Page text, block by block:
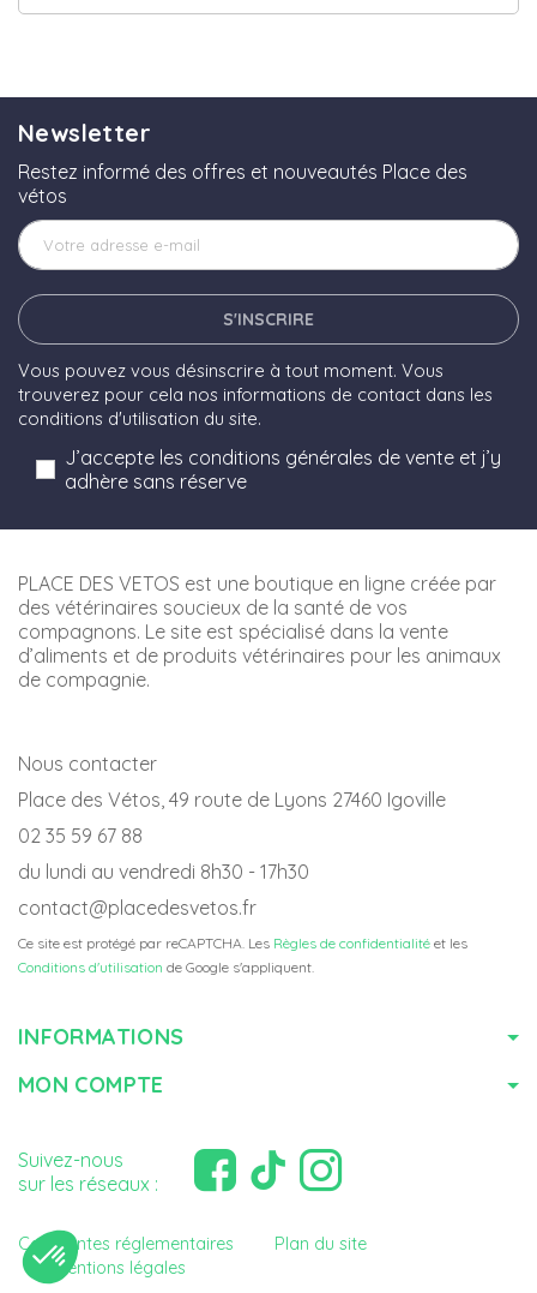
Newsletter
Restez informé des offres et nouveautés Place des
vétos
S'INSCRIRE
Vous pouvez vous désinscrire à tout moment. Vous
trouverez pour cela nos informations de contact dans les
conditions d'utilisation du site.
J’accepte les conditions générales de vente et j’y
adhère sans réserve
PLACE DES VETOS est une boutique en ligne créée par
des vétérinaires soucieux de la santé de vos
compagnons. Le site est spécialisé dans la vente
d’aliments et de produits vétérinaires pour les animaux
de compagnie.
Nous contacter
Place des Vétos, 49 route de Lyons 27460 Igoville
02 35 59 67 88
du lundi au vendredi 8h30 - 17h30
contact@placedesvetos.fr
Ce site est protégé par reCAPTCHA. Les Règles de confidentialité et les
Conditions d'utilisation de Google s'appliquent.
INFORMATIONS
MON COMPTE
Suivez-nous
sur les réseaux :
Contraintes réglementaires
Plan du site
Mentions légales